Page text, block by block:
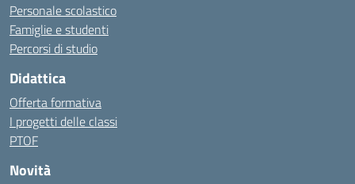
Personale scolastico
Famiglie e studenti
Percorsi di studio
Didattica
Offerta formativa
I progetti delle classi
PTOF
Novità